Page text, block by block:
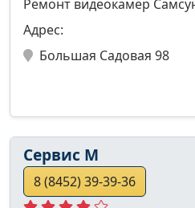
Ремонт видеокамер
Адрес:
Большая Садовая 98
Сервис М
8 (8452) 39-39-36